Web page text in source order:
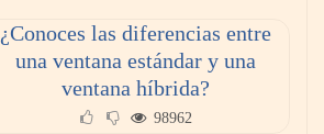
¿Conoces las diferencias entre
una ventana estándar y una
ventana híbrida?
98962